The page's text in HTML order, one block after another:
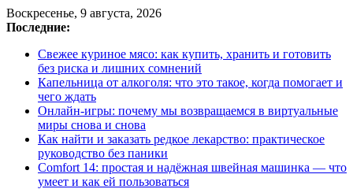
Воскресенье, 9 августа, 2026
Последние:
Свежее куриное мясо: как купить, хранить и готовить
без риска и лишних сомнений
Капельница от алкоголя: что это такое, когда помогает и
чего ждать
Онлайн-игры: почему мы возвращаемся в виртуальные
миры снова и снова
Как найти и заказать редкое лекарство: практическое
руководство без паники
Comfort 14: простая и надёжная швейная машинка — что
умеет и как ей пользоваться